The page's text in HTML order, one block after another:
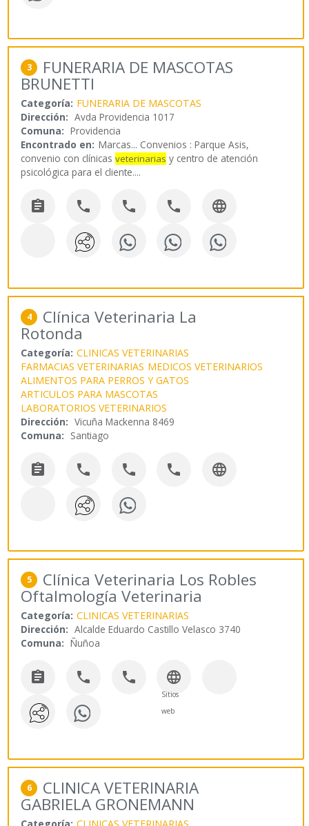
3 FUNERARIA DE MASCOTAS
BRUNETTI
Categoría: FUNERARIA DE MASCOTAS
Dirección: Avda Providencia 1017
Comuna: Providencia
Encontrado en: Marcas... Convenios : Parque Asis,
convenio con clínicasveterinarias y centro de atención
psicológica para el cliente....
    
4 Clínica Veterinaria La
Rotonda
Categoría: CLINICAS VETERINARIAS
FARMACIAS VETERINARIAS MEDICOS VETERINARIOS
ALIMENTOS PARA PERROS Y GATOS
ARTICULOS PARA MASCOTAS
LABORATORIOS VETERINARIOS
Dirección: Vicuña Mackenna 8469
Comuna: Santiago
    
5 Clínica Veterinaria Los Robles
Oftalmología Veterinaria
Categoría: CLINICAS VETERINARIAS
Dirección: Alcalde Eduardo Castillo Velasco 3740
Comuna: Ñuñoa
   
Sitios
web
6 CLINICA VETERINARIA
GABRIELA GRONEMANN